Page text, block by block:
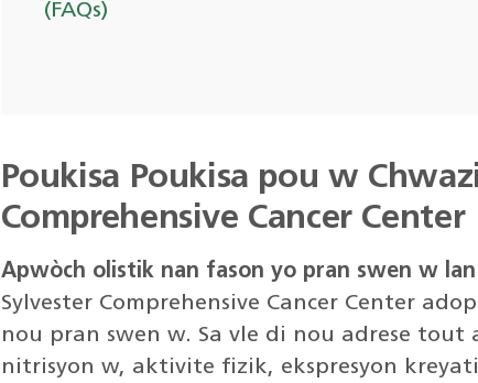
(FAQs)
Poukisa Poukisa pou w
Comprehensive Cancer Center
Apwòch olistik nan fason yo pran swen w
Sylvester Comprehensive Cancer Center
nou pran swen w. Sa vle di nou adrese
nitrisyon w, aktivite fizik, ekspresyon